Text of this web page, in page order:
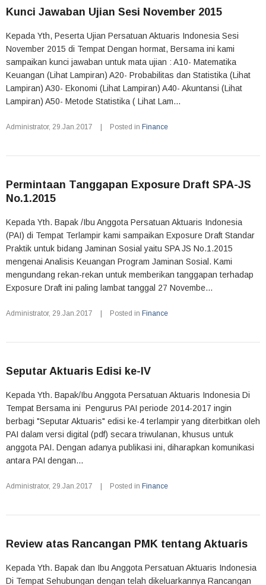
Kunci Jawaban Ujian Sesi November 2015
Kepada Yth, Peserta Ujian Persatuan Aktuaris Indonesia Sesi
November 2015 di Tempat Dengan hormat, Bersama ini kami
sampaikan kunci jawaban untuk mata ujian : A10- Matematika
Keuangan (Lihat Lampiran) A20- Probabilitas dan Statistika (Lihat
Lampiran) A30- Ekonomi (Lihat Lampiran) A40- Akuntansi (Lihat
Lampiran) A50- Metode Statistika ( Lihat Lam...
Administrator, 29.Jan.2017 Posted in Finance
Permintaan Tanggapan Exposure Draft SPA-JS
No.1.2015
Kepada Yth. Bapak /Ibu Anggota Persatuan Aktuaris Indonesia
(PAI) di Tempat Terlampir kami sampaikan Exposure Draft Standar
Praktik untuk bidang Jaminan Sosial yaitu SPA JS No.1.2015
mengenai Analisis Keuangan Program Jaminan Sosial. Kami
mengundang rekan-rekan untuk memberikan tanggapan terhadap
Exposure Draft ini paling lambat tanggal 27 Novembe...
Administrator, 29.Jan.2017 Posted in Finance
Seputar Aktuaris Edisi ke-IV
Kepada Yth. Bapak/Ibu Anggota Persatuan Aktuaris Indonesia Di
Tempat Bersama ini Pengurus PAI periode 2014-2017 ingin
berbagi "Seputar Aktuaris" edisi ke-4 terlampir yang diterbitkan oleh
PAI dalam versi digital (pdf) secara triwulanan, khusus untuk
anggota PAI. Dengan adanya publikasi ini, diharapkan komunikasi
antara PAI dengan...
Administrator, 29.Jan.2017 Posted in Finance
Review atas Rancangan PMK tentang Aktuaris
Kepada Yth. Bapak dan Ibu Anggota Persatuan Aktuaris Indonesia
Di Tempat Sehubungan dengan telah dikeluarkannya Rancangan